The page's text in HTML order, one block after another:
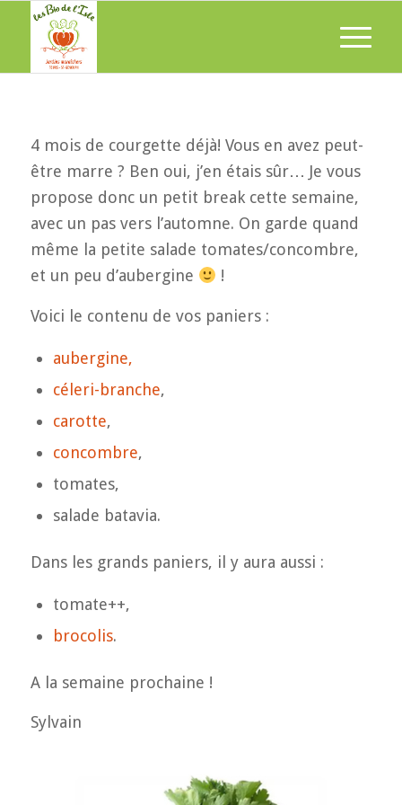
4 mois de courgette déjà! Vous en avez peut-
être marre ? Ben oui, j’en étais sûr… Je vous
propose donc un petit break cette semaine,
avec un pas vers l’automne. On garde quand
même la petite salade tomates/concombre,
et un peu d’aubergine
!
Voici le contenu de vos paniers :
aubergine,
céleri-branche,
carotte,
concombre,
tomates,
salade batavia.
Dans les grands paniers, il y aura aussi :
tomate++,
brocolis.
A la semaine prochaine !
Sylvain